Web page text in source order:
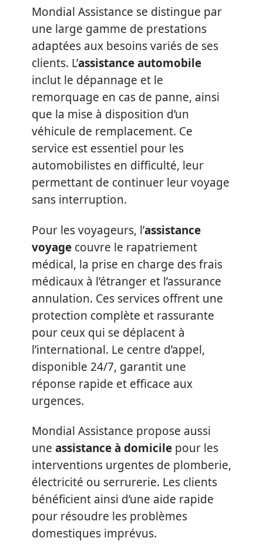
Mondial Assistance se distingue par
une large gamme de prestations
adaptées aux besoins variés de ses
clients. L’assistance automobile
inclut le dépannage et le
remorquage en cas de panne, ainsi
que la mise à disposition d’un
véhicule de remplacement. Ce
service est essentiel pour les
automobilistes en difficulté, leur
permettant de continuer leur voyage
sans interruption.
Pour les voyageurs, l’assistance
voyage couvre le rapatriement
médical, la prise en charge des frais
médicaux à l’étranger et l’assurance
annulation. Ces services offrent une
protection complète et rassurante
pour ceux qui se déplacent à
l’international. Le centre d’appel,
disponible 24/7, garantit une
réponse rapide et efficace aux
urgences.
Mondial Assistance propose aussi
une assistance à domicile pour les
interventions urgentes de plomberie,
électricité ou serrurerie. Les clients
bénéficient ainsi d’une aide rapide
pour résoudre les problèmes
domestiques imprévus.